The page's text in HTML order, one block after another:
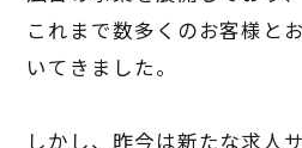
これまで数多くのお客様と
いてきました。
しかし、昨今は新たな求人